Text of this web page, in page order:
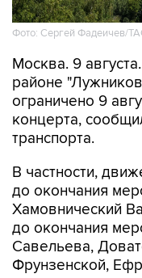
Фото: Сергей Фадеичев/
Москва. 9
районе
ограничено 9
концерта,
транспорта.
В частности,
до окончания
Хамовнический
до окончания
Савельева,
Фрунзенской,